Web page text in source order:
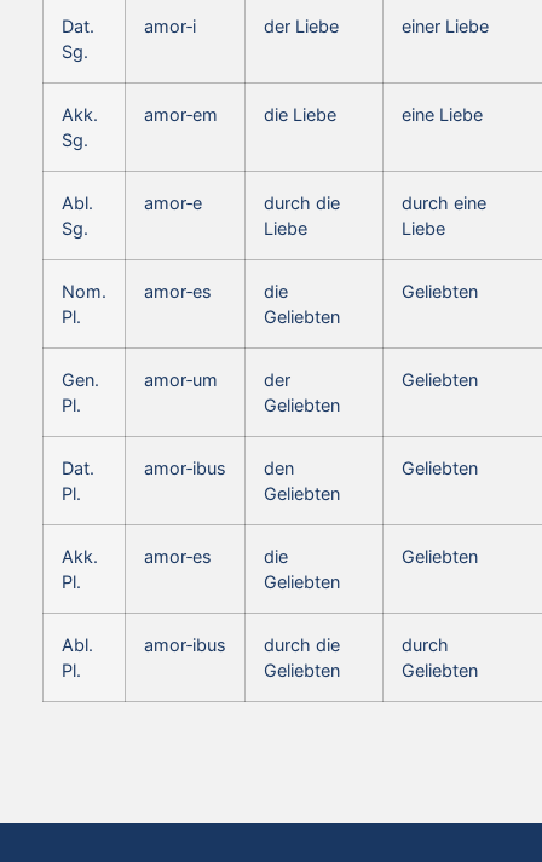
Dat.
Sg.
amor‑i der Liebe einer Liebe
Akk.
Sg.
amor‑em die Liebe eine Liebe
Abl.
Sg.
amor‑e
durch die
Liebe
durch eine
Liebe
Nom.
Pl.
amor‑es
die
Geliebten
Geliebten
Gen.
Pl.
amor‑um
der
Geliebten
Geliebten
Dat.
Pl.
amor‑ibus
den
Geliebten
Geliebten
Akk.
Pl.
amor‑es
die
Geliebten
Geliebten
Abl.
Pl.
amor‑ibus
durch die
Geliebten
durch
Geliebten